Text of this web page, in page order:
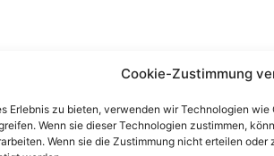
Cookie-Zustimmung
Erlebnis zu bieten, verwenden wir Technologien
Wenn sie dieser Technologien zustimmen,
Wenn sie die Zustimmung nicht erteilen